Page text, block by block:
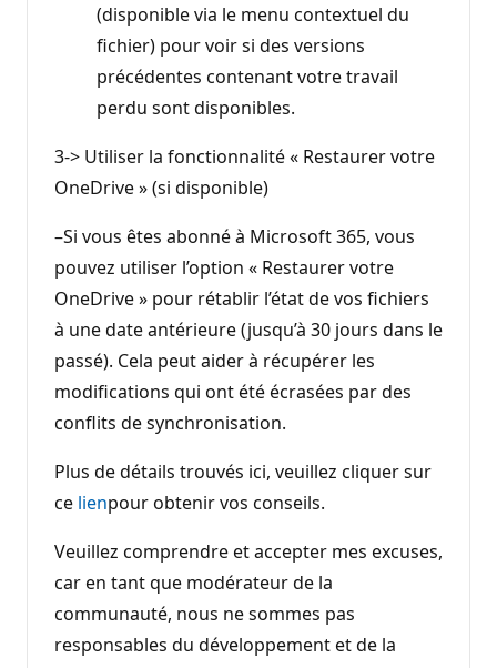
(disponible via le menu contextuel du
fichier) pour voir si des versions
précédentes contenant votre travail
perdu sont disponibles.
3-> Utiliser la fonctionnalité « Restaurer votre
OneDrive » (si disponible)
–Si vous êtes abonné à Microsoft 365, vous
pouvez utiliser l’option « Restaurer votre
OneDrive » pour rétablir l’état de vos fichiers
à une date antérieure (jusqu’à 30 jours dans le
passé). Cela peut aider à récupérer les
modifications qui ont été écrasées par des
conflits de synchronisation.
Plus de détails trouvés ici, veuillez cliquer sur
ce lienpour obtenir vos conseils.
Veuillez comprendre et accepter mes excuses,
car en tant que modérateur de la
communauté, nous ne sommes pas
responsables du développement et de la